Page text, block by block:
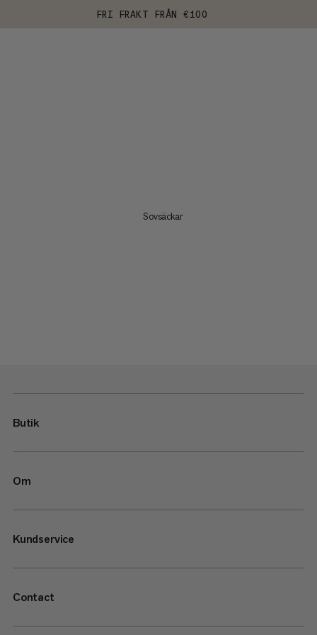
FRI FRAKT FRÅN €100
Sovsäckar
Butik
Om
Kundservice
Contact